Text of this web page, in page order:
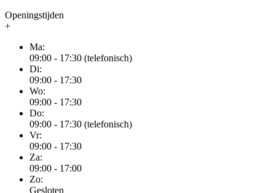
Openingstijden
+
Ma:
09:00 - 17:30 (telefonisch)
Di:
09:00 - 17:30
Wo:
09:00 - 17:30
Do:
09:00 - 17:30 (telefonisch)
Vr:
09:00 - 17:30
Za:
09:00 - 17:00
Zo:
Gesloten